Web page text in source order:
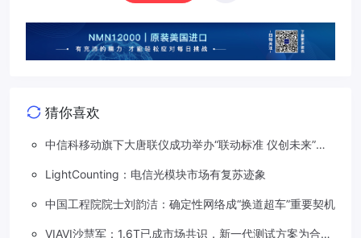
猜你喜欢
中信科移动旗下大唐联仪成功举办“联动标准 仪创未来”车
LightCounting：电信光模块市场有复苏迹象
中国工程院院士刘韵洁：确定性网络成“换道超车”重要契机
VIAVI沙慧军：1.6T已成市场共识，新一代测试方案为合作